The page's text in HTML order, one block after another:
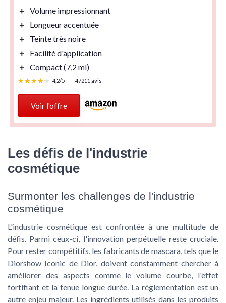
＋ Volume impressionnant
＋
Longueuraccentuée
＋
Teintetrès noire
＋
Facilité d'application
＋ Compact(7,2 ml)
★★★★★
★★★★★ 4,2/5 — 47211 avis
Voir l'offre
Les défis de l'industrie
cosmétique
Surmonter les challenges de l'industrie
cosmétique
L'industrie cosmétique est confrontée à une multitude de
défis. Parmi ceux-ci, l'innovation perpétuelle reste cruciale.
Pour rester compétitifs, les fabricants de mascara, tels que le
Diorshow Iconic de Dior, doivent constamment chercher à
améliorer des aspects comme le volume courbe, l'effet
fortifiant et la tenue longue durée. La réglementation est un
autre enjeu majeur. Les ingrédients utilisés dans les produits